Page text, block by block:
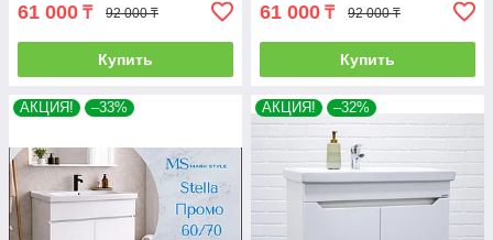
61 000 ₸ 92 000 ₸
Купить
61 000 ₸ 92 000 ₸
Купить
АКЦИЯ! –33% АКЦИЯ! –32%